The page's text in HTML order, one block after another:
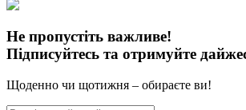
Не пропустіть важливе!
Підписуйтесь та отримуйте
Щоденно чи щотижня – обираєте ви!